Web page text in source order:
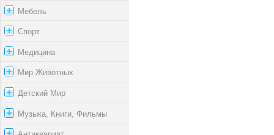
Мебель
Спорт
Медицина
Мир Животных
Детский Мир
Музыка, Книги, Фильмы